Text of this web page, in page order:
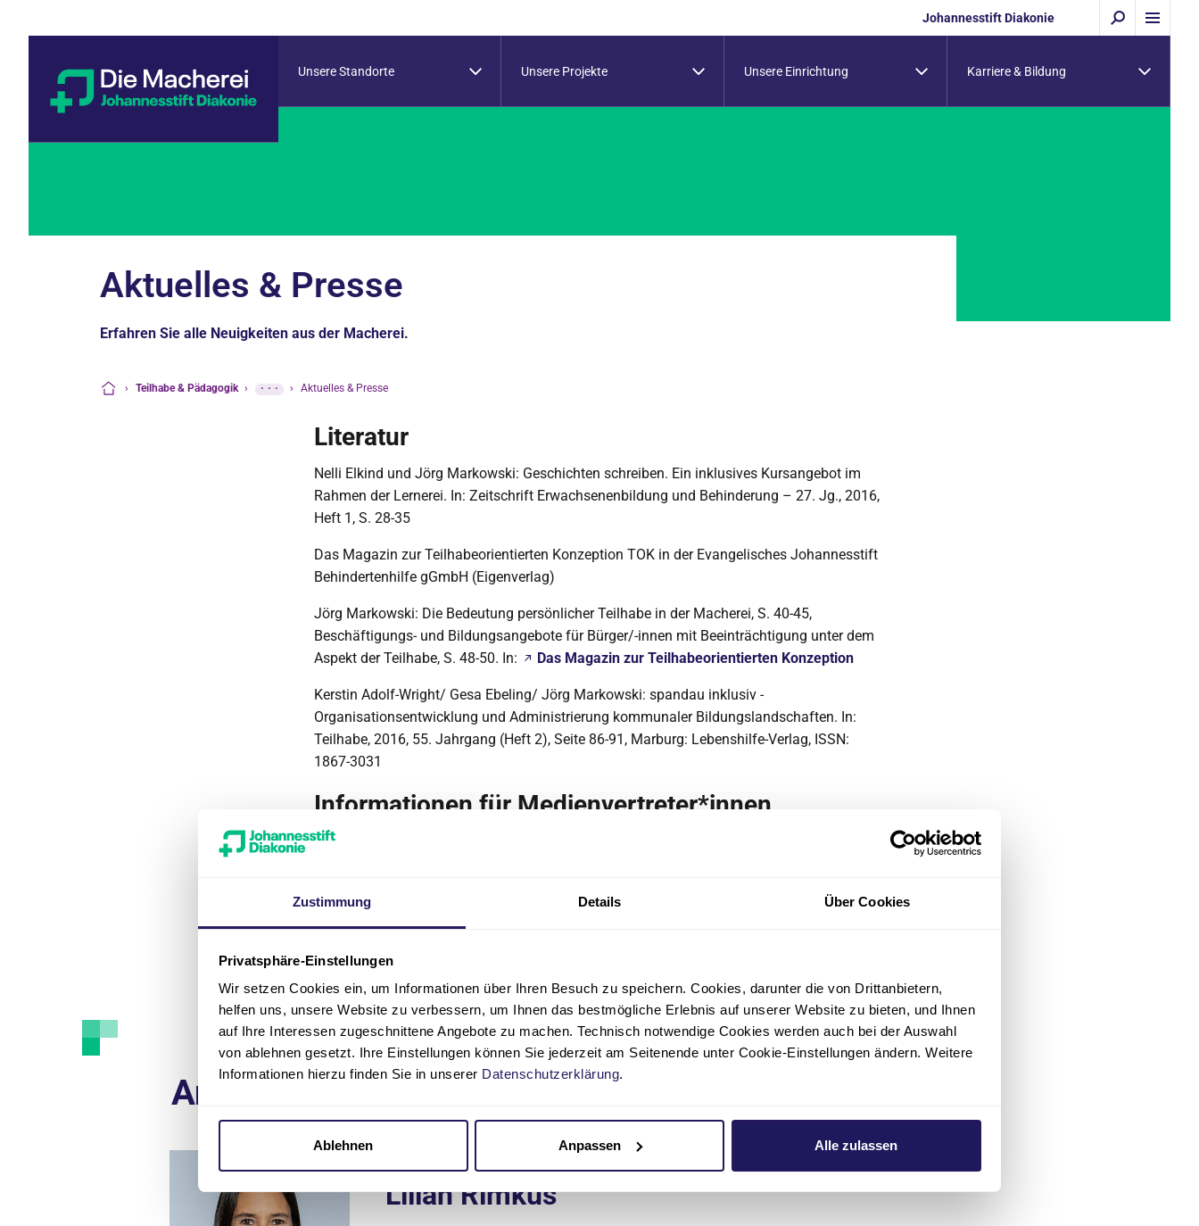
Zustimmung Details Über Cookies
Privatsphäre-Einstellungen
Wir setzen Cookies ein, um Informationen über Ihren Besuch zu speichern. Cookies, darunter die von Drittanbietern,
helfen uns, unsere Website zu verbessern, um Ihnen das bestmögliche Erlebnis auf unserer Website zu bieten, und Ihnen
auf Ihre Interessen zugeschnittene Angebote zu machen. Technisch notwendige Cookies werden auch bei der Auswahl
von ablehnen gesetzt. Ihre Einstellungen können Sie jederzeit am Seitenende unter Cookie-Einstellungen ändern. Weitere
Informationen hierzu finden Sie in unserer Datenschutzerklärung.
Ablehnen Anpassen Alle zulassen
Johannesstift Diakonie
Unsere Standorte Unsere Projekte Unsere Einrichtung Karriere & Bildung
Aktuelles & Presse
Erfahren Sie alle Neuigkeiten aus der Macherei.
› Teilhabe & Pädagogik › ··· › Aktuelles & Presse
Literatur
Nelli Elkind und Jörg Markowski: Geschichten schreiben. Ein inklusives Kursangebot im
Rahmen der Lernerei. In: Zeitschrift Erwachsenenbildung und Behinderung – 27. Jg., 2016,
Heft 1, S. 28-35
Das Magazin zur Teilhabeorientierten Konzeption TOK in der Evangelisches Johannesstift
Behindertenhilfe gGmbH (Eigenverlag)
Jörg Markowski: Die Bedeutung persönlicher Teilhabe in der Macherei, S. 40-45,
Beschäftigungs- und Bildungsangebote für Bürger/-innen mit Beeinträchtigung unter dem
Aspekt der Teilhabe, S. 48-50. In:
Das Magazin zur Teilhabeorientierten Konzeption
Kerstin Adolf-Wright/ Gesa Ebeling/ Jörg Markowski: spandau inklusiv -
Organisationsentwicklung und Administrierung kommunaler Bildungslandschaften. In:
Teilhabe, 2016, 55. Jahrgang (Heft 2), Seite 86-91, Marburg: Lebenshilfe-Verlag, ISSN:
1867-3031
Informationen für Medienvertreter*innen
Für
Die Verwendung unserer Materialien ist für Redaktionen unter Nennung der Quelle
honorarfrei.
Wir bitten Sie, uns ein Belegexemplar bzw. einen Link Ihrer Veröffentlichungen zu schicken.
Ansprechpartnerin
Pressesprecherin
Lilian Rimkus